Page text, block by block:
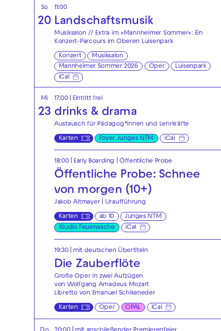
So
20
11:00
Landschaftsmusik
Musiksalon // Extra im »Mannheimer Sommer«: Ein
Konzert-Parcours im Oberen Luisenpark
Konzert
Musiksalon
Mannheimer Sommer 2026
Oper
Luisenpark
iCal
Mi
23
17:00| Eintritt frei
drinks & drama
Austausch für Pädagog*innen und Lehrkräfte
Karten Foyer Junges NTM iCal
18:00| Early Boarding |Öffentliche Probe
Öffentliche Probe: Schnee
von morgen (10+)
Jakob Altmayer | Uraufführung
Karten ab 10
Junges NTM
Studio Feuerwache
iCal
19:30| mit deutschen Übertiteln
Die Zauberflöte
Große Oper in zwei Aufzügen
von Wolfgang Amadeus Mozart
Libretto von Emanuel Schikaneder
Karten Oper OPAL iCal